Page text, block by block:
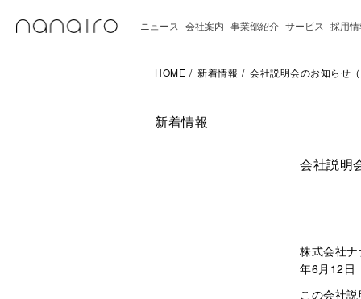
ニュース 会社案内 事業部紹介 サービス 採用
HOME 新着情報 会社説明会のお知らせ
新着情報
会社説明
株式会社
年6月12日
この会社